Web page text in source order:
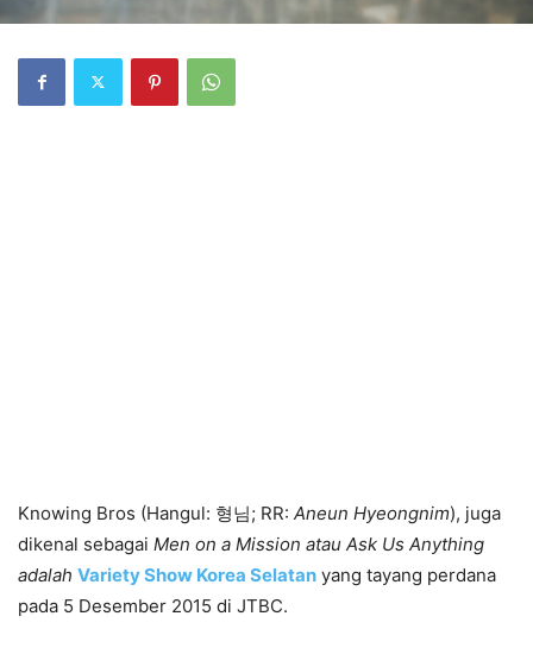
Knowing Bros (Hangul: 형님; RR: Aneun Hyeongnim), juga
dikenal sebagai Men on a Mission atau Ask Us Anything
adalah Variety Show Korea Selatan yang tayang perdana
pada 5 Desember 2015 di JTBC.